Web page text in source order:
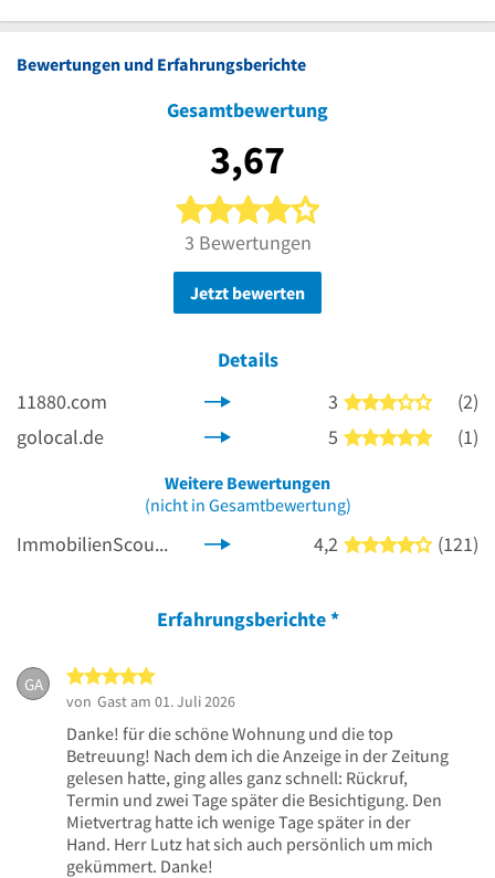
Bewertungen und Erfahrungsberichte
Gesamtbewertung
3,67
4 von 5 Sternen
3 Bewertungen
Jetzt bewerten
Details
11880.com
3 3 von 5
(2)
golocal.de
5 5 von 5
(1)
Weitere Bewertungen
(nicht in Gesamtbewertung)
ImmobilienScout24.de 4,2 4 von 5
(121)
Erfahrungsberichte*
GA
von Gast am 01. Juli 2026
Danke! für die schöne Wohnung und die top
Betreuung! Nach dem ich die Anzeige in der Zeitung
gelesen hatte, ging alles ganz schnell: Rückruf,
Termin und zwei Tage später die Besichtigung. Den
Mietvertrag hatte ich wenige Tage später in der
Hand. Herr Lutz hat sich auch persönlich um mich
gekümmert. Danke!